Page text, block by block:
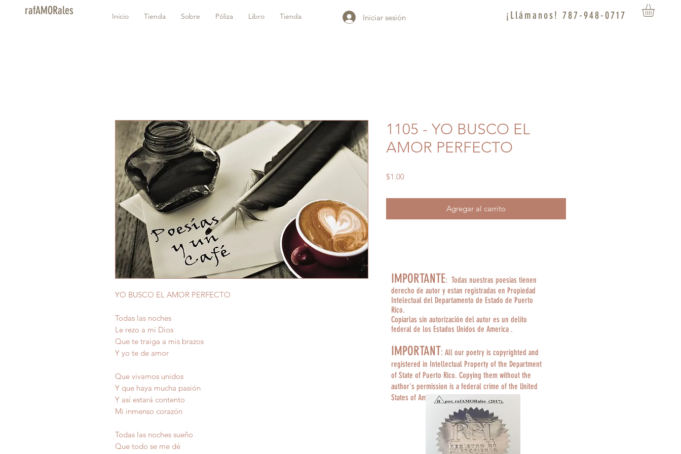
rafAMORales Inicio Tienda Sobre Póliza Libro Tienda Iniciar sesión ¡Llámanos! 787-948-0717
YO BUSCO EL AMOR PERFECTO
Todas las noches
Le rezo a mi Dios
Que te traiga a mis brazos
Y yo te de amor
Que vivamos unidos
Y que haya mucha pasión
Y así estará contento
Mi inmenso corazón
Todas las noches sueño
Que todo se me dé
1105 - YO BUSCO EL
AMOR PERFECTO
$1.00Precio
Agregar al carrito
IMPORTANTE: Todas nuestras poesías tienen
derecho de autor y estan registradas en Propiedad
Intelectual del Departamento de Estado de Puerto
Rico.
Copiarlas sin autorización del autor es un delito
federal de los Estados Unidos de America .
IMPORTANT: All our poetry is copyrighted and
registered in Intellectual Property of the Department
of State of Puerto Rico. Copying them without the
author's permission is a federal crime of the United
States of America.